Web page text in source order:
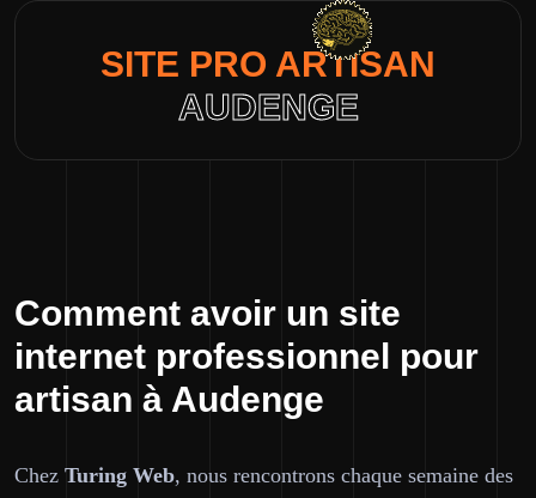
SITE PRO ARTISAN
AUDENGE
Comment avoir un site
internet professionnel pour
artisan à Audenge
Chez Turing Web, nous rencontrons chaque semaine des